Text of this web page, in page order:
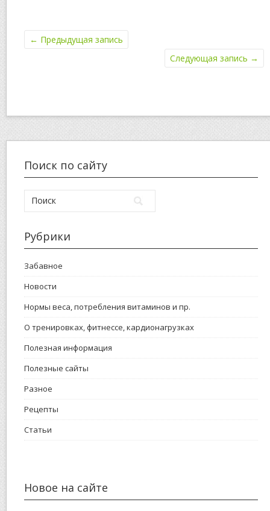
← Предыдущая запись
Следующая запись →
Поиск по сайту
Рубрики
Забавное
Новости
Нормы веса, потребления витаминов и пр.
О тренировках, фитнессе, кардионагрузках
Полезная информация
Полезные сайты
Разное
Рецепты
Статьи
Новое на сайте